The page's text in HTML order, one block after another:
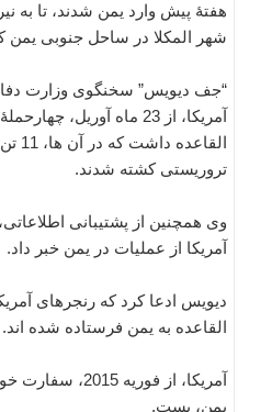
هفتۀ پیش وارد یمن شدند، تا به
شهر المکلا در ساحل جنوبی یمن
“جف دیویس” سخنگوی وزارت دفاع
آمریکا، از 23 ماه آوریل،
تروریستی کشته شدند.
وی همچنین از پشتیبانی
آمریکا از عملیات در یمن خبر داد.
دیویس ادعا کرد که رنجرهای
القاعده به یمن فرستاده شده اند.
آمریکا، از فوریه
یمن، بست.